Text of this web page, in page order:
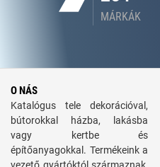
MÁRKÁK
O NÁS
Katalógus tele dekorációval,
bútorokkal házba, lakásba
vagy kertbe és
építőanyagokkal. Termékeink a